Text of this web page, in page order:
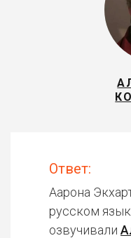
Ответ:
Аарона
русском
озвучивали